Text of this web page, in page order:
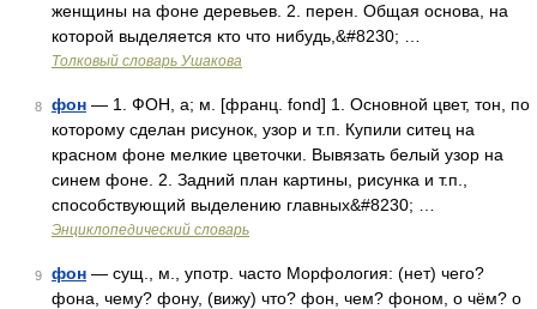
женщины на фоне деревьев. 2. перен. Общая основа, на
которой выделяется кто что нибудь,&#8230; …
Толковый словарь Ушакова
8 фон — 1. ФОН, а; м. [франц. fond] 1. Основной цвет, тон, по
которому сделан рисунок, узор и т.п. Купили ситец на
красном фоне мелкие цветочки. Вывязать белый узор на
синем фоне. 2. Задний план картины, рисунка и т.п.,
способствующий выделению главных&#8230; …
Энциклопедический словарь
9 фон — сущ., м., употр. часто Морфология: (нет) чего?
фона, чему? фону, (вижу) что? фон, чем? фоном, о чём? о